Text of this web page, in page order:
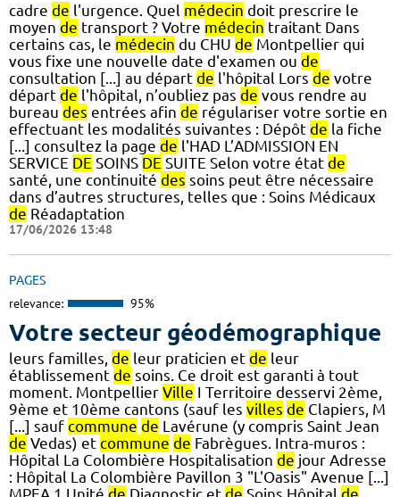
cadre de l'urgence. Quel médecin doit prescrire le
moyen de transport ? Votre médecin traitant Dans
certains cas, le médecin du CHU de Montpellier qui
vous fixe une nouvelle date d'examen ou de
consultation [...] au départ de l'hôpital Lors de votre
départ de l'hôpital, n’oubliez pas de vous rendre au
bureau des entrées afin de régulariser votre sortie en
effectuant les modalités suivantes : Dépôt de la fiche
[...] consultez la page de l'HAD L’ADMISSION EN
SERVICE DE SOINS DE SUITE Selon votre état de
santé, une continuité des soins peut être nécessaire
dans d’autres structures, telles que : Soins Médicaux
de Réadaptation
17/06/2026 13:48
PAGES
relevance: 95%
Votre secteur géodémographique
leurs familles, de leur praticien et de leur
établissement de soins. Ce droit est garanti à tout
moment. Montpellier Ville I Territoire desservi 2ème,
9ème et 10ème cantons (sauf les villes de Clapiers, M
[...] sauf commune de Lavérune (y compris Saint Jean
de Vedas) et commune de Fabrègues. Intra-muros :
Hôpital La Colombière Hospitalisation de jour Adresse
: Hôpital La Colombière Pavillon 3 "L'Oasis" Avenue [...]